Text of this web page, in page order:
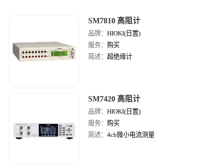
SM7810 高阻计
品牌：HIOKI(日置)
服务： 购买
简述：超绝缘计
SM7420 高阻计
品牌：HIOKI(日置)
服务： 购买
简述：4ch微小电流测量